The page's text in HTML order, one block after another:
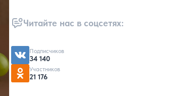
Читайте нас в соцсетях:
Подписчиков
34 140
Участников
21 176